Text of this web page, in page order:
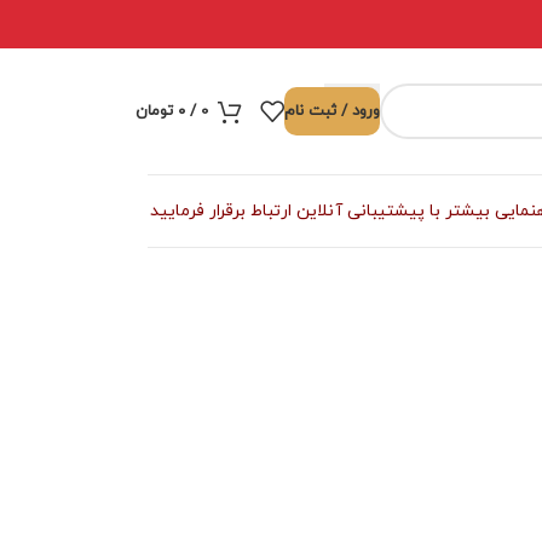
ورود / ثبت نام 0
/ ۰ تومان
با پیشتیبانی آنلاین ارتباط برقرار فرمایید